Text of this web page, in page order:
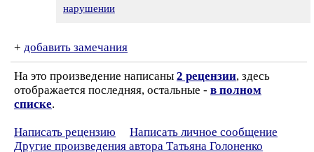
нарушении
+ добавить замечания
На это произведение написаны 2 рецензии, здесь
отображается последняя, остальные - в полном
списке.
Написать рецензию
Написать личное сообщение
Другие произведения автора Татьяна Голоненко